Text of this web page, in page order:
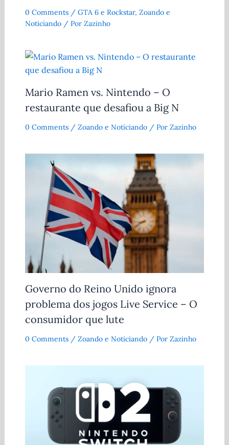
0 Comments / GTA 6 e Rockstar, Zoando e
Noticiando/ Por Zazinho
Mario Ramen vs. Nintendo – O
restaurante que desafiou a Big N
0 Comments / Zoando e Noticiando/ Por Zazinho
Governo do Reino Unido ignora
problema dos jogos Live Service – O
consumidor que lute
0 Comments / Zoando e Noticiando/ Por Zazinho